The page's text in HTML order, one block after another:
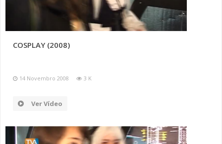
COSPLAY (2008)
14 Novembro 2008 3 K
Ver Vídeo